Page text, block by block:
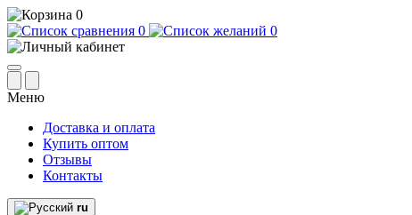
0
0
0
Меню
Доставка и оплата
Купить оптом
Отзывы
Контакты
ru